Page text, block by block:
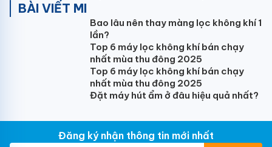
7. Dây cáp nguồn:70.000vnđ/m
8. Thanh ti treo dàn lạnh cassette:150.000vnđ/m
9. Giá đỡ cục nóng
- Máy treo tường 9000btu,12000btu: 80.000vnđ/bộ
BÀI VIẾT MI
Bao lâu nên thay màng lọc không khí 1
lần?
Top 6 máy lọc không khí bán chạy
nhất mùa thu đông 2025
Top 6 máy lọc không khí bán chạy
nhất mùa thu đông 2025
Đặt máy hút ẩm ở đâu hiệu quả nhất?
Đăng ký nhận thông tin mới nhất